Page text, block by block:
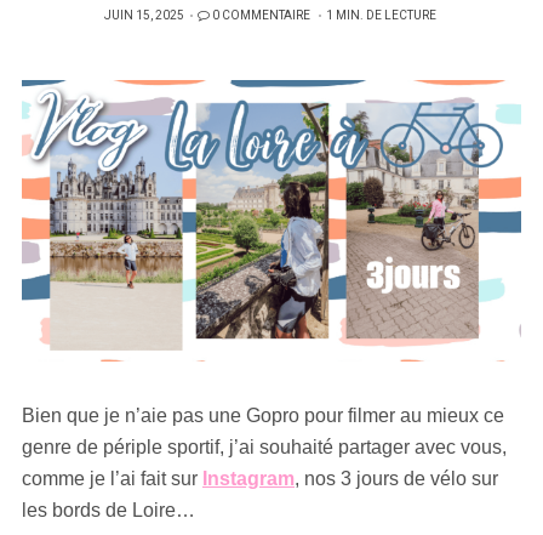
PUBLIÉ
JUIN 15, 2025 0 COMMENTAIRE 1 MIN. DE LECTURE
Bien que je n’aie pas une Gopro pour filmer au mieux ce
genre de périple sportif, j’ai souhaité partager avec vous,
comme je l’ai fait sur Instagram, nos 3 jours de vélo sur
les bords de Loire…